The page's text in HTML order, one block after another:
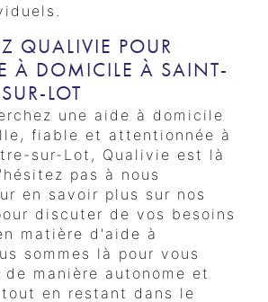
QUALIVIE POUR
À DOMICILE À SAINT-
LOT
une aide à domicile
fiable et attentionnée à
sur-Lot, Qualivie est là
pas à nous
en savoir plus sur nos
discuter de vos besoins
matière d'aide à
sommes là pour vous
manière autonome et
en restant dans le